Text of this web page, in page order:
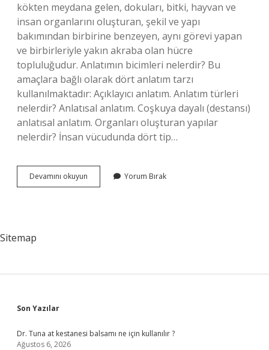
kökten meydana gelen, dokuları, bitki, hayvan ve
insan organlarını oluşturan, şekil ve yapı
bakımından birbirine benzeyen, aynı görevi yapan
ve birbirleriyle yakın akraba olan hücre
topluluğudur. Anlatımın bicimleri nelerdir? Bu
amaçlara bağlı olarak dört anlatım tarzı
kullanılmaktadır: Açıklayıcı anlatım. Anlatım türleri
nelerdir? Anlatısal anlatım. Coşkuya dayalı (destansı)
anlatısal anlatım. Organları oluşturan yapılar
nelerdir? İnsan vücudunda dört tip…
Devamını okuyun Organların
Işleyiş
Yorum Bırak
Sitemap
Sidebar
Son Yazılar
Dr. Tuna at kestanesi balsamı ne için kullanılır ?
Ağustos 6, 2026